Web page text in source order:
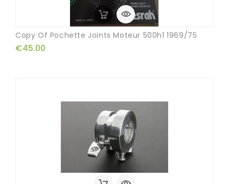
Copy Of Pochette Joints Moteur 500h1 1969/75
€45.00